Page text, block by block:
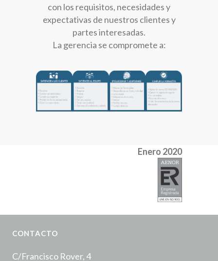
con los requisitos, necesidades y
expectativas de nuestros clientes y
partes interesadas.
La gerencia se compromete a:
Enero 2020
CONTACTO
C/Francisco Rover, 4